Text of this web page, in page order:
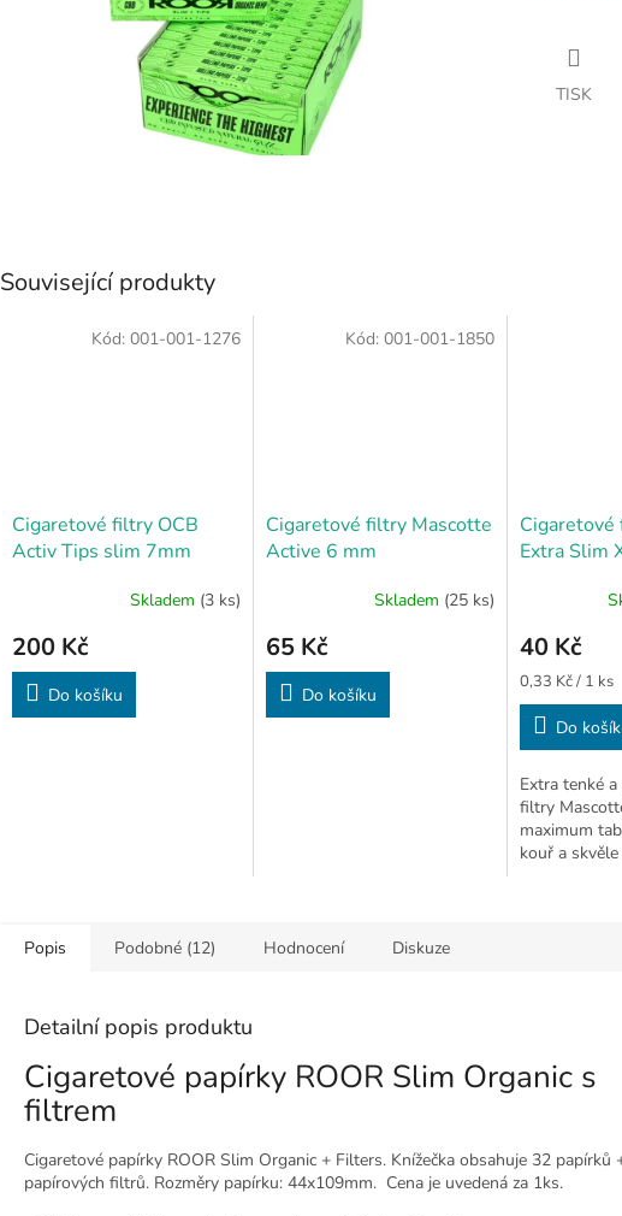
TISK
Související produkty
Cigaretové filtry OCB
Activ Tips slim 7mm
CIGARETOVÉ FILTRY
Skladem (3 ks)
200 Kč
Do košíku
Kód: 001-001-1276
Cigaretové filtry Mascotte
Active 6 mm
Skladem (25 ks)
65 Kč
Do košíku
Kód: 001-001-1850
Extra Slim
40 Kč
Měrná
cena:
0,33 Kč / 1 ks
Do
Extra tenké
filtry
maximum
kouř a
Popis Podobné (12) Hodnocení Diskuze
Detailní popis produktu
Cigaretové papírky ROOR Slim Organic s
filtrem
Cigaretové papírky ROOR Slim Organic + Filters. Knížečka obsahuje 32 papírků
papírových filtrů. Rozměry papírku: 44x109mm. Cena je uvedená za 1ks.